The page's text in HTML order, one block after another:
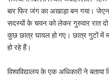
बार फिर जंग का अखाड़ा बन गया।
सदस्यों के चयन को लेकर गुरुवार रात
कुछ छात्र घायल हो गए। छात्र गुटों में
हो रहे हैं।
विश्वविद्यालय के एक अधिकारी ने